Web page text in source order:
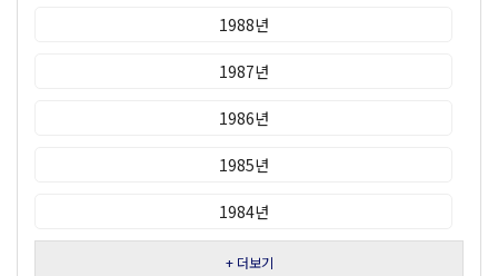
1988년
1987년
1986년
1985년
1984년
+ 더보기